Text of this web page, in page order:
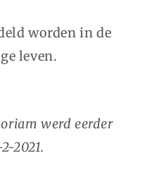
worden in de
leven.
werd eerder
2021.